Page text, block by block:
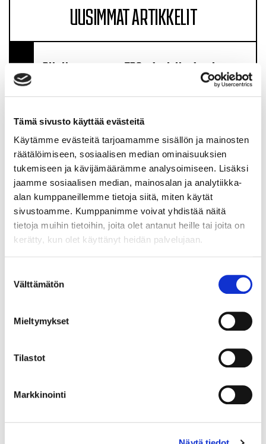
Tämä sivusto käyttää evästeitä
Käytämme evästeitä tarjoamamme sisällön ja mainosten
räätälöimiseen, sosiaalisen median ominaisuuksien
tukemiseen ja kävijämäärämme analysoimiseen. Lisäksi
jaamme sosiaalisen median, mainosalan ja analytiikka-
alan kumppaneillemme tietoja siitä, miten käytät
sivustoamme. Kumppanimme voivat yhdistää näitä
tietoja muihin tietoihin, joita olet antanut heille tai joita on
kerätty, kun olet käyttänyt heidän palvelujaan.
valinta
Välttämätön
Mieltymykset
Tilastot
Markkinointi
UUSIMMAT ARTIKKELIT
Pitsiturnaus avaa TPS:n harjoituskauden
06.08.
TPS:n naiset vauhdissa torstaina
Pitsiturnauksessa
Superkauden 2026-2027 irtoliput nyt
myynnissä!
04.08.
TPS rakentaa pitkäjänteistä sosiaalista
vaikuttavuutta "Haluamme olla vastuullinen ja
Omatoimijakso päätökseen – joukkue
kokoontuu ensimmäisen kerran maanantaina